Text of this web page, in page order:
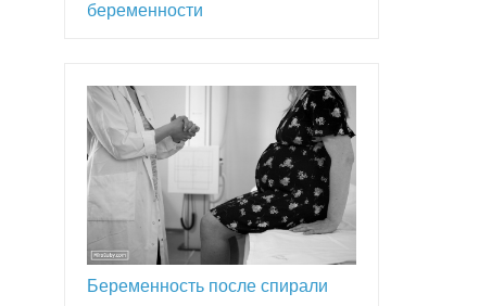
беременности
Беременность после спирали